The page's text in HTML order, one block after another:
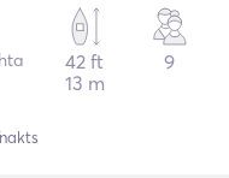
42 ft
13 m
9